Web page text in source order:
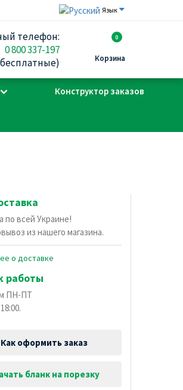
Язык
телефон:
0 800 337-197
0
Корзина
Конструктор заказов
по всей Украине!
из нашего магазина.
о доставке
работы
ПН-ПТ
Как оформить заказ
бланк на порезку